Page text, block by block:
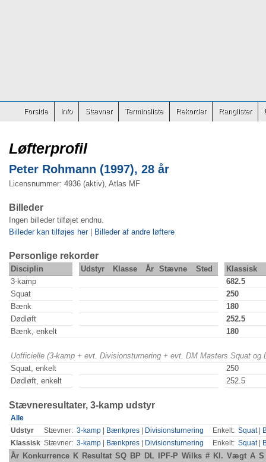
Forside Info Stævner Terminsliste Rekorder Ranglister
Løfterprofil
Peter Rohmann (1997), 28 år
Licensnummer: 4936 (aktiv), Atlas MF
Billeder
Ingen billeder tilføjet endnu.
Billeder kan tilføjes her| Billeder af andre løftere
Personlige rekorder
Disciplin Udstyr Klasse År Stævne Sted
Klassisk
3-kamp
682.5
Squat
250
Bænk
180
Dødløft
252.5
Bænk, enkelt
180
Uofficielle (3-kamp + evt. Divisionsturnering + evt. DM Masters Squat
Squat, enkelt
250
Dødløft, enkelt
252.5
Stævneresultater, 3-kamp udstyr
Alle
Udstyr
Stævner: 3-kamp Bænkpres Divisionsturnering Enkelt: Squat|
Klassisk Stævner: 3-kamp Bænkpres Divisionsturnering Enkelt: Squat|
År Konkurrence K Resultat SQ BP DL IPF-P Wilks # Kl. Vægt A S